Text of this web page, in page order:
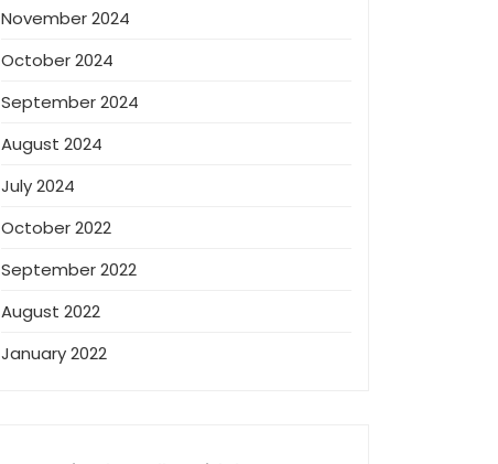
November 2024
October 2024
September 2024
August 2024
July 2024
October 2022
September 2022
August 2022
January 2022